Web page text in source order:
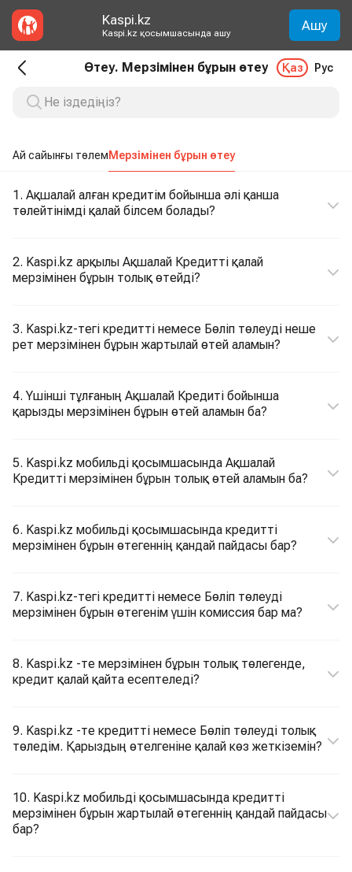
Kaspi.kz
Kaspi.kz қосымшасында ашу Ашу
Өтеу. Мерзімінен бұрын өтеу Қаз Рус
Ай сайынғы төлемМерзімінен бұрын өтеу
1. Ақшалай алған кредитім бойынша әлі қанша
төлейтінімді қалай білсем болады?
2. Kaspi.kz арқылы Ақшалай Кредитті қалай
мерзімінен бұрын толық өтейді?
3. Kaspi.kz-тегі кредитті немесе Бөліп төлеуді неше
рет мерзімінен бұрын жартылай өтей аламын?
4. Үшінші тұлғаның Ақшалай Кредиті бойынша
қарызды мерзімінен бұрын өтей аламын ба?
5. Kaspi.kz мобильді қосымшасында Ақшалай
Кредитті мерзімінен бұрын толық өтей аламын ба?
6. Kaspi.kz мобильді қосымшасында кредитті
мерзімінен бұрын өтегеннің қандай пайдасы бар?
7. Kaspi.kz-тегі кредитті немесе Бөліп төлеуді
мерзімінен бұрын өтегенім үшін комиссия бар ма?
8. Kaspi.kz -те мерзімінен бұрын толық төлегенде,
кредит қалай қайта есептеледі?
9. Kaspi.kz -те кредитті немесе Бөліп төлеуді толық
төледім. Қарыздың өтелгеніне қалай көз жеткіземін?
10. Kaspi.kz мобильді қосымшасында кредитті
мерзімінен бұрын жартылай өтегеннің қандай пайдасы
бар?